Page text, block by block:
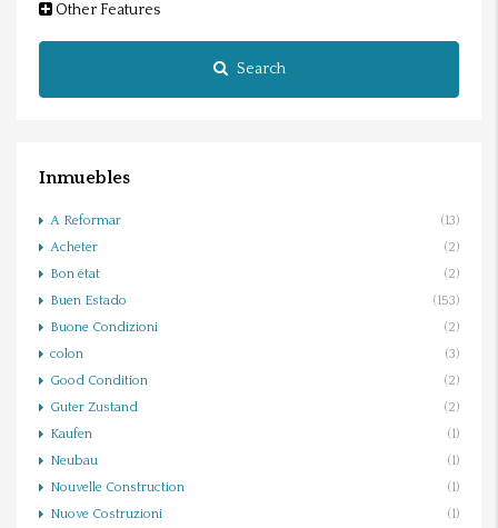
Other Features
Search
Inmuebles
A Reformar
(13)
Acheter
(2)
Bon état
(2)
Buen Estado
(153)
Buone Condizioni
(2)
colon
(3)
Good Condition
(2)
Guter Zustand
(2)
Kaufen
(1)
Neubau
(1)
Nouvelle Construction
(1)
Nuove Costruzioni
(1)